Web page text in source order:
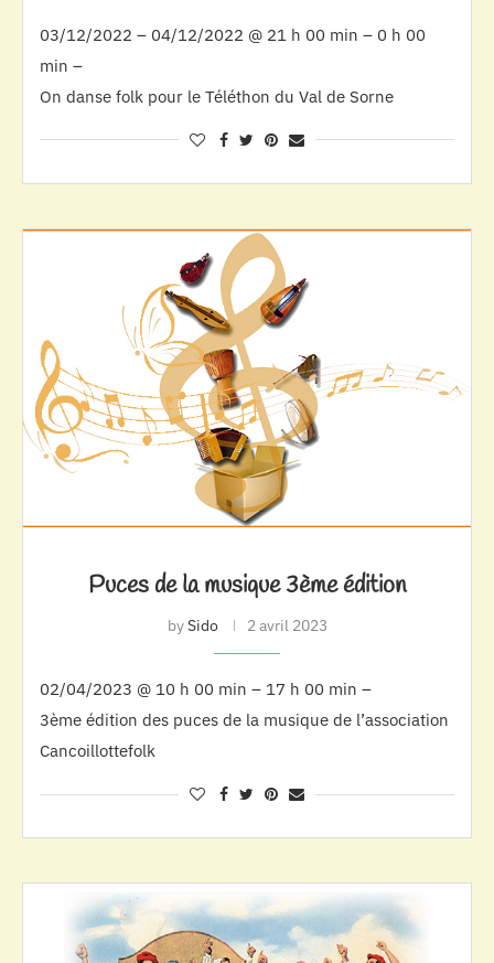
03/12/2022 – 04/12/2022 @ 21 h 00 min – 0 h 00
min –
On danse folk pour le Téléthon du Val de Sorne
Puces de la musique 3ème édition
bySido 2 avril 2023
02/04/2023 @ 10 h 00 min – 17 h 00 min –
3ème édition des puces de la musique de l’association
Cancoillottefolk